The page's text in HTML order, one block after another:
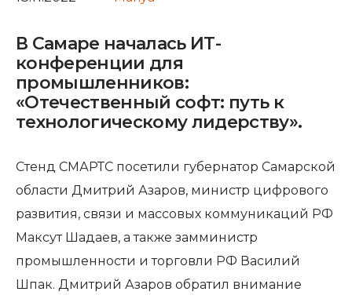
В Самаре началась ИТ-
конференции для
промышленников:
«Отечественный софт: путь к
технологическому лидерству».
Стенд СМАРТС посетили губернатор Самарской
области Дмитрий Азаров, министр цифрового
развития, связи и массовых коммуникаций РФ
Максут Шадаев, а также замминистр
промышленности и торговли РФ Василий
Шпак. Дмитрий Азаров обратил внимание